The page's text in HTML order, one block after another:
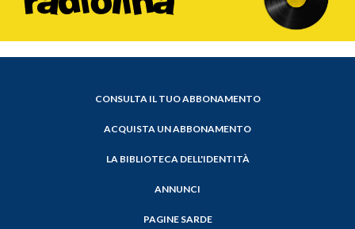
CONSULTA IL TUO ABBONAMENTO
ACQUISTA UN ABBONAMENTO
LA BIBLIOTECA DELL'IDENTITÀ
ANNUNCI
PAGINE SARDE